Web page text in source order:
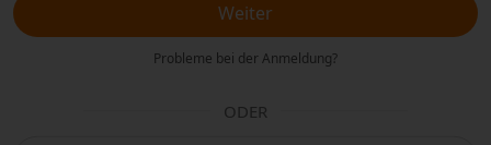
Weiter
Probleme bei der Anmeldung?
ODER